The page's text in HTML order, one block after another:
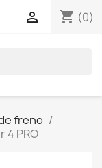
shopping_cart (0)

freno
4 PRO